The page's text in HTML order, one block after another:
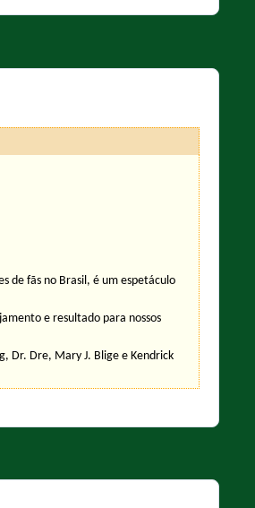
de fãs no Brasil, é um espetáculo
e resultado para nossos
Dr. Dre, Mary J. Blige e Kendrick